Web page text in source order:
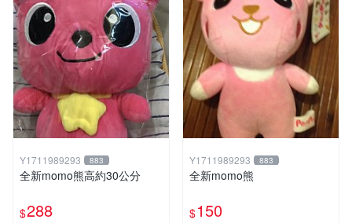
Y1711989293 883
全新momo熊高約30公分
$288
Y1711989293 883
全新momo熊
$150